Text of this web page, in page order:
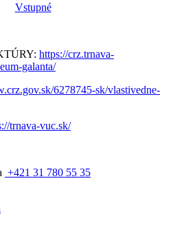
Vstupné
https://crz.trnava-
galanta/
6278745-sk/vlastivedne-
trnava-vuc.sk/
+421 31 780 55 35